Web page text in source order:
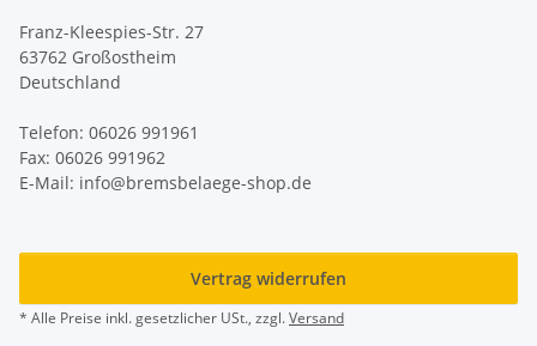
Franz-Kleespies-Str. 27
63762 Großostheim
Deutschland
Telefon: 06026 991961
Fax: 06026 991962
E-Mail: info@bremsbelaege-shop.de
Vertrag widerrufen
* Alle Preise inkl. gesetzlicher USt., zzgl.Versand